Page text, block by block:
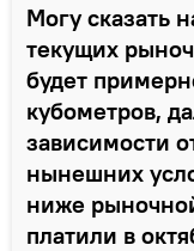
Могу сказать
текущих
будет
кубометров,
зависимости
нынешних
ниже
платили в